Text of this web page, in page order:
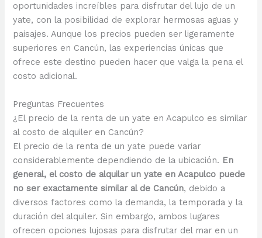
oportunidades increíbles para disfrutar del lujo de un
yate, con la posibilidad de explorar hermosas aguas y
paisajes. Aunque los precios pueden ser ligeramente
superiores en Cancún, las experiencias únicas que
ofrece este destino pueden hacer que valga la pena el
costo adicional.
Preguntas Frecuentes
¿El precio de la renta de un yate en Acapulco es similar
al costo de alquiler en Cancún?
El precio de la renta de un yate puede variar
considerablemente dependiendo de la ubicación. En
general, el costo de alquilar un yate en Acapulco puede
no ser exactamente similar al de Cancún, debido a
diversos factores como la demanda, la temporada y la
duración del alquiler. Sin embargo, ambos lugares
ofrecen opciones lujosas para disfrutar del mar en un